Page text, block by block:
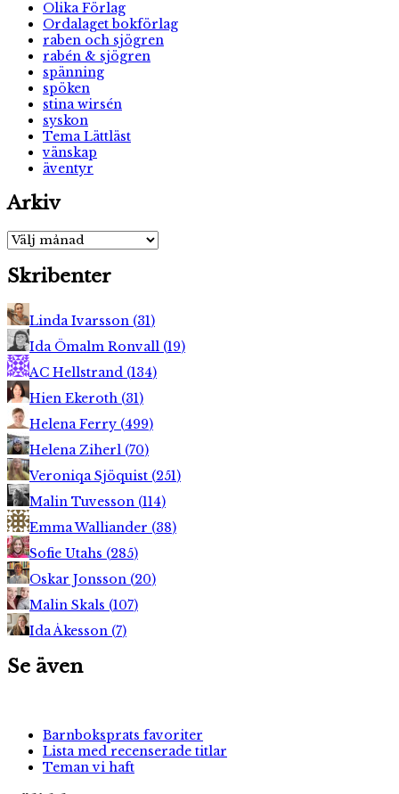
Olika Förlag
Ordalaget bokförlag
raben och sjögren
rabén & sjögren
spänning
spöken
stina wirsén
syskon
Tema Lättläst
vänskap
äventyr
Arkiv
Arkiv
Skribenter
Linda Ivarsson (31)
Ida Ömalm Ronvall (19)
AC Hellstrand (134)
Hien Ekeroth (31)
Helena Ferry (499)
Helena Ziherl (70)
Veroniqa Sjöquist (251)
Malin Tuvesson (114)
Emma Walliander (38)
Sofie Utahs (285)
Oskar Jonsson (20)
Malin Skals (107)
Ida Åkesson (7)
Se även
Barnboksprats favoriter
Lista med recenserade titlar
Teman vi haft